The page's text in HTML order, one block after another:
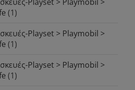
(1)
Playset > Playmobil >
(1)
Playset > Playmobil >
(1)